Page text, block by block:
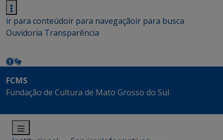
ir para conteúdoir para navegaçãoir para busca
Ouvidoria Transparência
FCMS
Fundação de Cultura de Mato Grosso do Sul